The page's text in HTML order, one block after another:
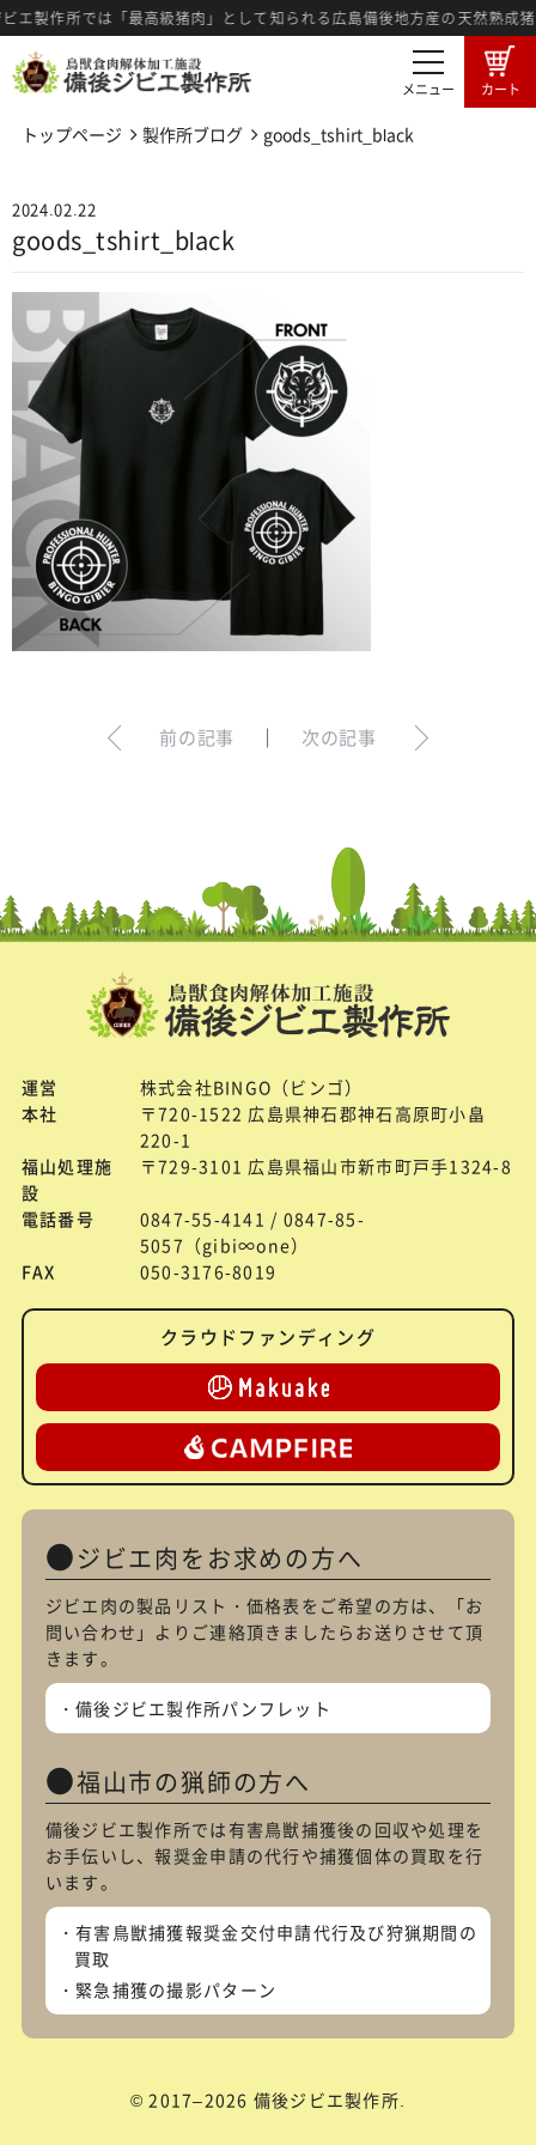
製作所では「最高級猪肉」として知られる広島備後地方産の天然熟成猪
メニュー カート
商品一覧 卸売希望者募集
卸売商品のご注文
広島備後地域のジビエ
ジビエ肉の食肉工程 3つの強み
メディア情報 製作所ブログ
特定商法取引に基づく表記 プライバシーポリシー
お問い合わせ ログイン
犬の無添加おやつ｜gibi∞one
トップページ 製作所ブログ goods_tshirt_black
2024.02.22
goods_tshirt_black
前の記事 ｜ 次の記事
運営
株式会社BINGO（ビンゴ）
本社
〒720-1522 広島県神石郡神石高原町小畠
220-1
福山処理施
設
〒729-3101 広島県福山市新市町戸手1324-8
電話番号
0847-55-4141 / 0847-85-
5057（gibi∞one）
FAX
050-3176-8019
クラウドファンディング
ジビエ肉をお求めの方へ
ジビエ肉の製品リスト・価格表をご希望の方は、「お
問い合わせ 」よりご連絡頂きましたらお送りさせて頂
きます。
備後ジビエ製作所パンフレット
福山市の猟師の方へ
備後ジビエ製作所では有害鳥獣捕獲後の回収や処理を
お手伝いし、報奨金申請の代行や捕獲個体の買取を行
います。
有害鳥獣捕獲報奨金交付申請代行及び狩猟期間の
買取
緊急捕獲の撮影パターン
© 2017–2026 備後ジビエ製作所.